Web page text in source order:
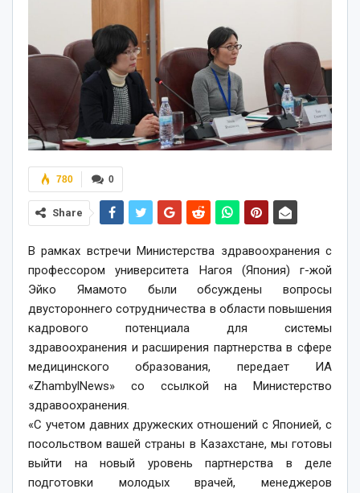
0
780
Share
В рамках встречи Министерства здравоохранения с
профессором университета Нагоя (Япония) г-жой
Эйко Ямамото были обсуждены вопросы
двустороннего сотрудничества в области повышения
кадрового потенциала для системы
здравоохранения и расширения партнерства в сфере
медицинского образования, передает ИА
«ZhambylNews» со ссылкой на Министерство
здравоохранения.
«С учетом давних дружеских отношений с Японией, с
посольством вашей страны в Казахстане, мы готовы
выйти на новый уровень партнерства в деле
подготовки молодых врачей, менеджеров